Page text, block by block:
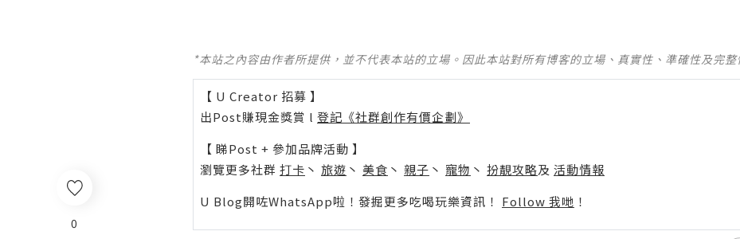
0
*本站之內容由作者所提供，並不代表本站的立場。因此本站對所有博客的立場、真實性、準確性及完整
【 U Creator 招募 】
出Post賺現金獎賞 l 登記《社群創作有價企劃》
【 睇Post + 參加品牌活動 】
瀏覽更多社群 打卡 丶 旅遊 丶 美食 丶 親子 丶 寵物 丶 扮靚攻略及 活動情報
U Blog開咗WhatsApp啦！發掘更多吃喝玩樂資訊！ Follow 我哋 ！